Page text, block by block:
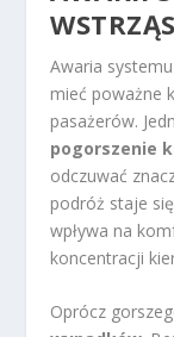
Awaria
mieć poważne
pasażerów.
pogorszenie
odczuwać
podróż staje
wpływa na
koncentracji
Oprócz